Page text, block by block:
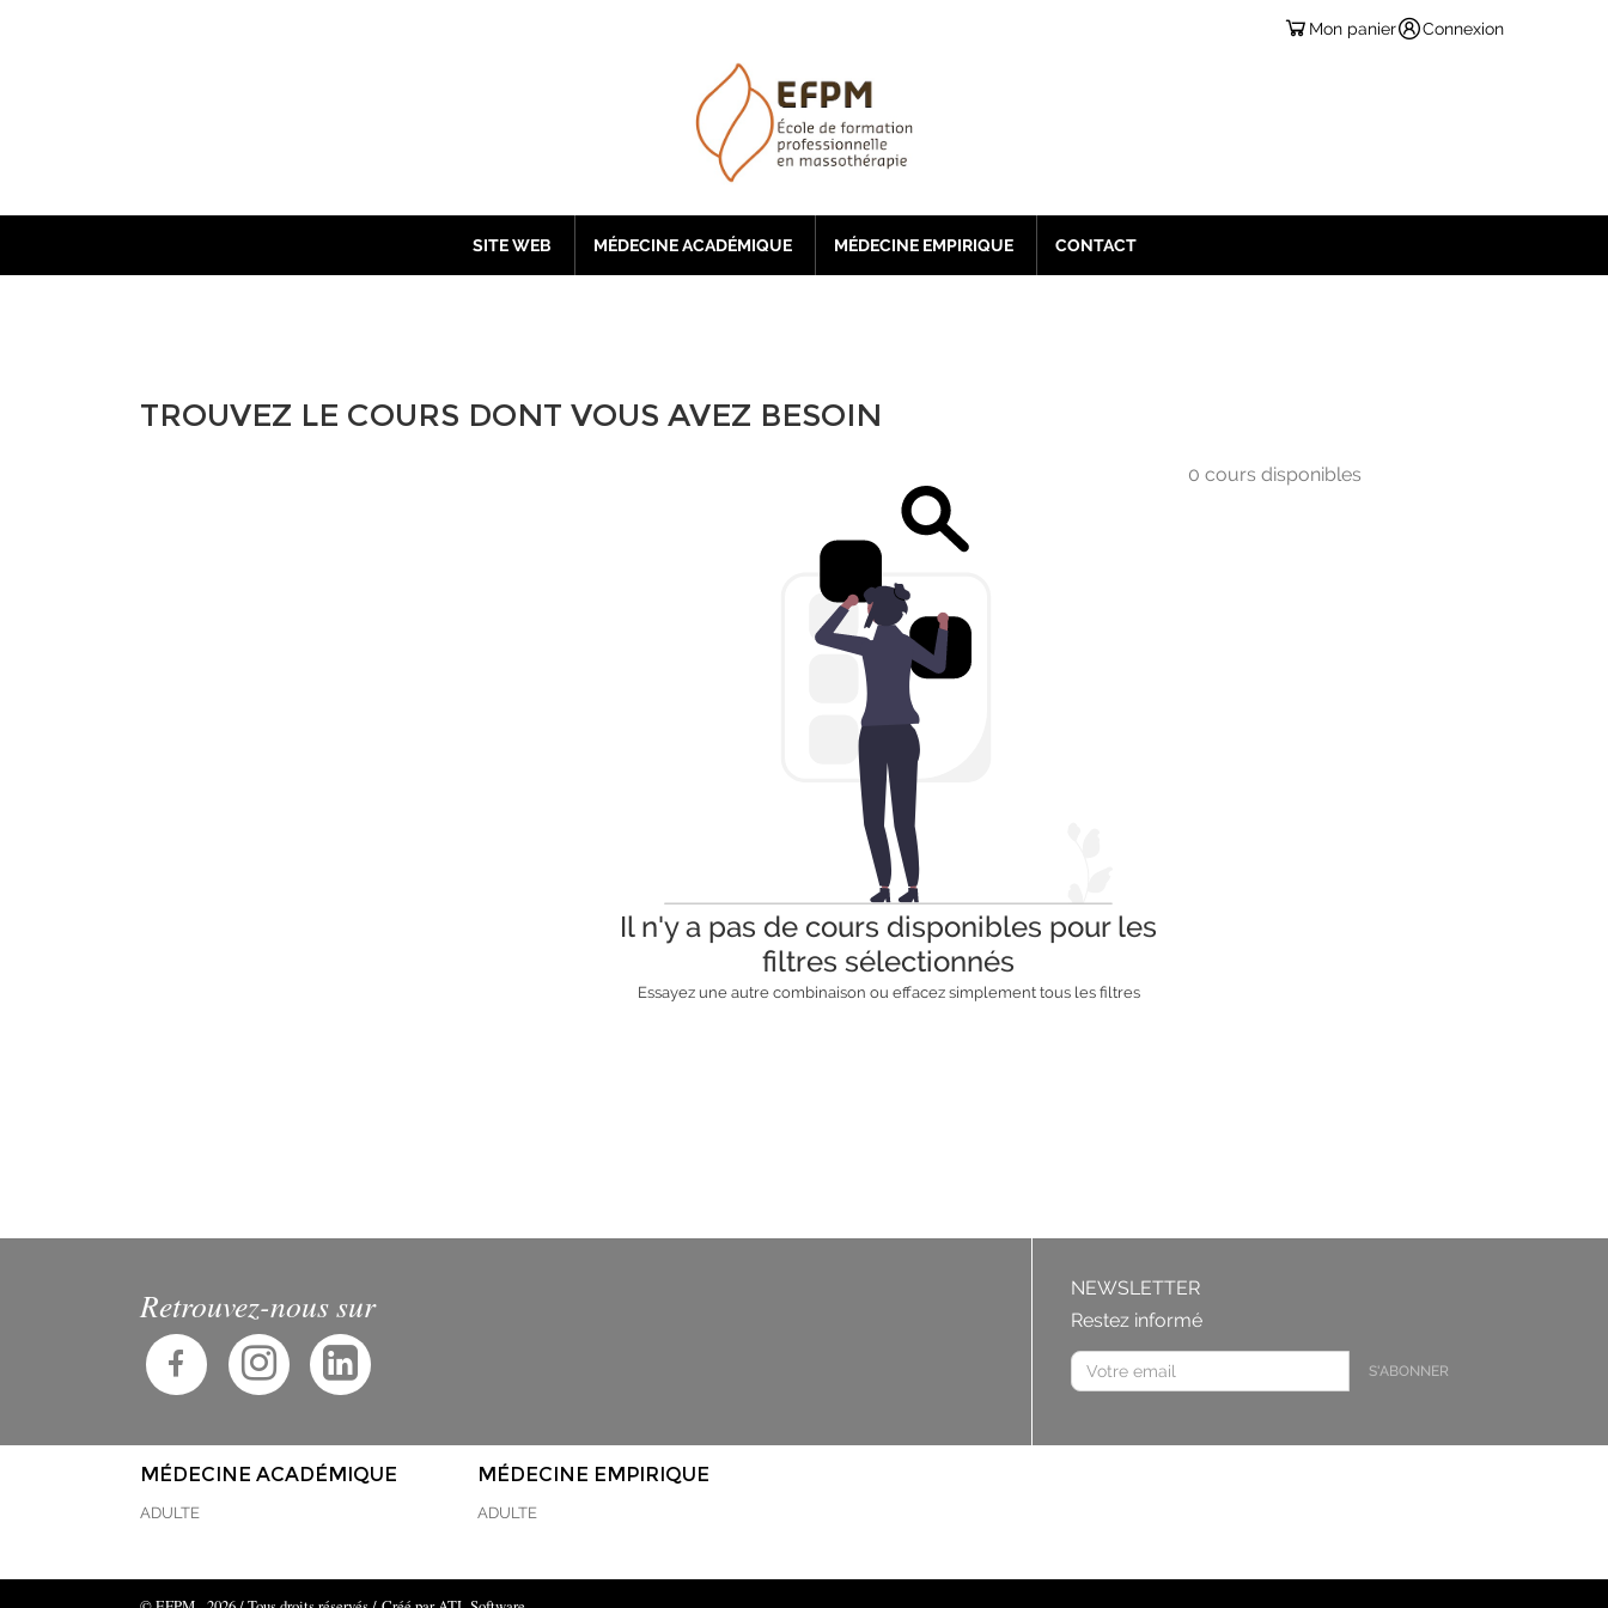
Mon panier Connexion
SITE WEB MÉDECINE ACADÉMIQUE MÉDECINE EMPIRIQUE CONTACT
TROUVEZ LE COURS DONT VOUS AVEZ BESOIN
0 cours disponibles
Il n'y a pas de cours disponibles pour les
filtres sélectionnés
Essayez une autre combinaison ou effacez simplement tous les filtres
Retrouvez-nous sur
NEWSLETTER
Restez informé
S'ABONNER
MÉDECINE ACADÉMIQUE
ADULTE
MÉDECINE EMPIRIQUE
ADULTE